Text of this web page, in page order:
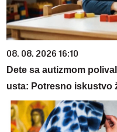
08. 08. 2026 16:10
Dete sa autizmom
usta: Potresno iskustvo